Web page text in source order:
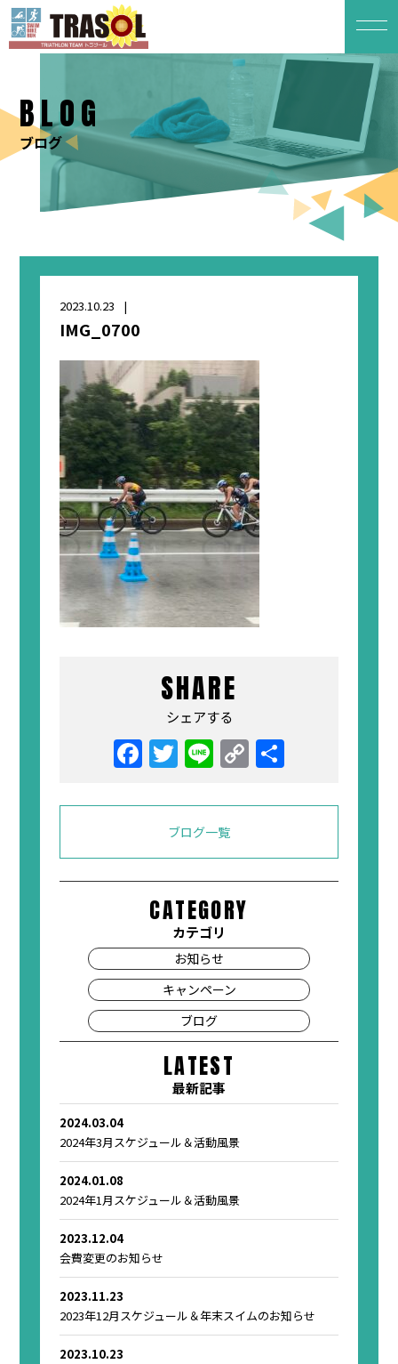
BLOG
ブログ
2023.10.23
IMG_0700
SHARE
シェアする
Facebook
Twitter
LineCopy
ブログ一覧
CATEGORY
カテゴリ
お知らせ
キャンペーン
ブログ
LATEST
最新記事
2024.03.04
2024年3月スケジュール＆活動風景
2024.01.08
2024年1月スケジュール＆活動風景
2023.12.04
会費変更のお知らせ
2023.11.23
2023年12月スケジュール＆年末スイムのお知らせ
2023.10.23